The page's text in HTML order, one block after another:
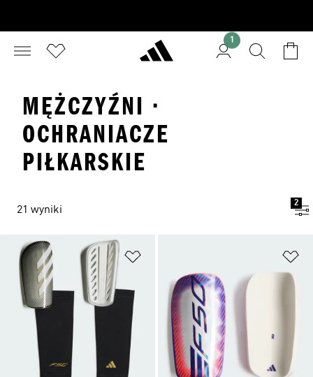
1
MĘŻCZYŹNI ·
OCHRANIACZE
PIŁKARSKIE
21 wyniki
2